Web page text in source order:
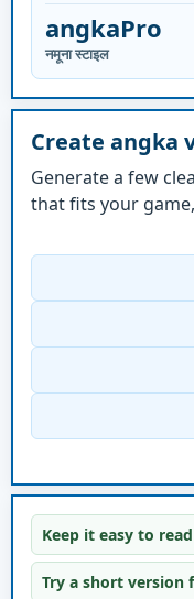
angkaPro
नमूना स्टाइल
Create angka
Generate a few
that fits your
Keep it easy to read
Try a short version